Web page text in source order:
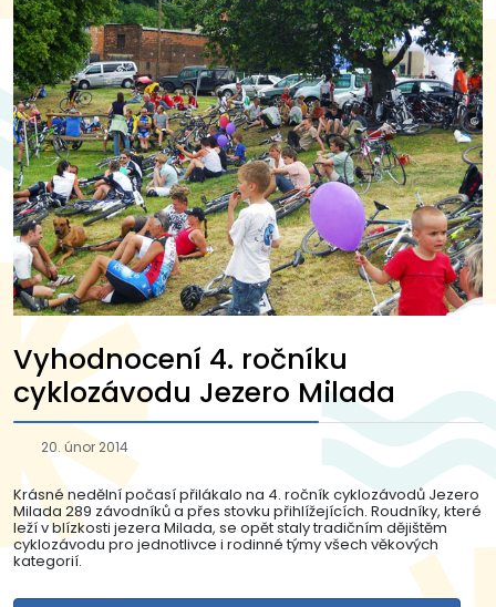
Vyhodnocení 4. ročníku
cyklozávodu Jezero Milada
20. únor 2014
Krásné nedělní počasí přilákalo na 4. ročník cyklozávodů Jezero
Milada 289 závodníků a přes stovku přihlížejících. Roudníky, které
leží v blízkosti jezera Milada, se opět staly tradičním dějištěm
cyklozávodu pro jednotlivce i rodinné týmy všech věkových
kategorií.